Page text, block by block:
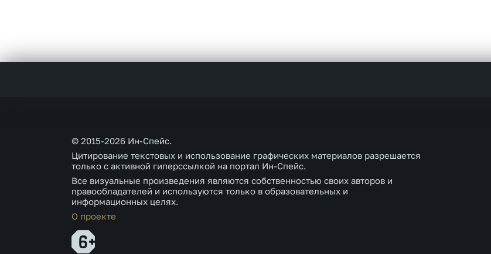
© 2015-2026 Ин-Спейс.
Цитирование текстовых и использование графических материалов разрешается
только с активной гиперссылкой на портал Ин-Спейс.
Все визуальные произведения являются собственностью своих авторов и
правообладателей и используются только в образовательных и
информационных целях.
О проекте